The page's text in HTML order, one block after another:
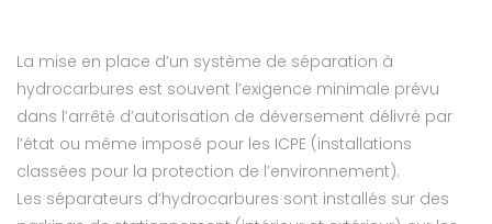
La mise en place d’un système de séparation à
hydrocarbures est souvent l’exigence minimale prévu
dans l’arrêté d’autorisation de déversement délivré par
l’état ou même imposé pour les ICPE (installations
classées pour la protection de l’environnement).
Les séparateurs d’hydrocarbures sont installés sur des